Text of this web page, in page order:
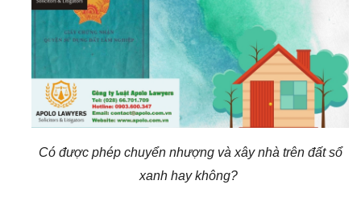
Có được phép chuyển nhượng và xây nhà trên đất sổ
xanh hay không?